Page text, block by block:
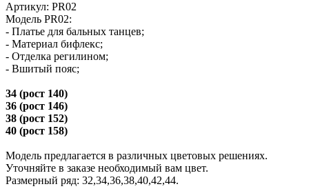
Артикул: PR02
Модель PR02:
- Платье для бальных танцев;
- Материал бифлекс;
- Отделка регилином;
- Вшитый пояс;
34 (рост 140)
36 (рост 146)
38 (рост 152)
40 (рост 158)
Модель предлагается в различных цветовых решениях.
Уточняйте в заказе необходимый вам цвет.
Размерный ряд: 32,34,36,38,40,42,44.